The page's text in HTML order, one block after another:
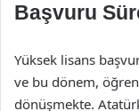
Başvuru
Yüksek lisans
ve bu dönem,
dönüşmekte.